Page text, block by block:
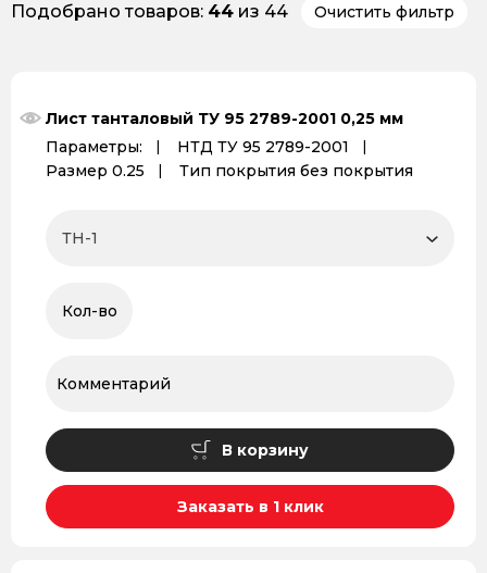
Подобрано товаров: 44 из 44 Очистить фильтр
Лист танталовый ТУ 95 2789-2001 0,25 мм
Параметры:
НТД ТУ 95 2789-2001
Размер 0.25
Тип покрытия без покрытия
В корзину
Заказать в 1 клик